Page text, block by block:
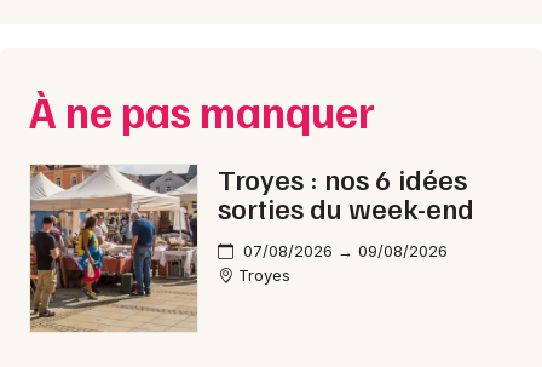
À ne pas manquer
Troyes : nos 6 idées
sorties du week-end
07/08/2026 → 09/08/2026
Troyes